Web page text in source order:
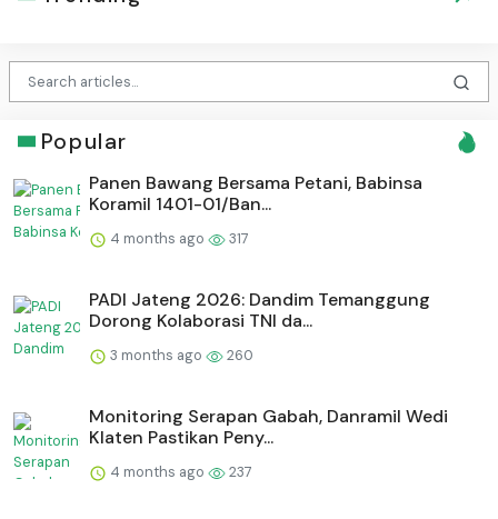
Popular
Panen Bawang Bersama Petani, Babinsa
Koramil 1401-01/Ban...
4 months ago 317
PADI Jateng 2026: Dandim Temanggung
Dorong Kolaborasi TNI da...
3 months ago 260
Monitoring Serapan Gabah, Danramil Wedi
Klaten Pastikan Peny...
4 months ago 237